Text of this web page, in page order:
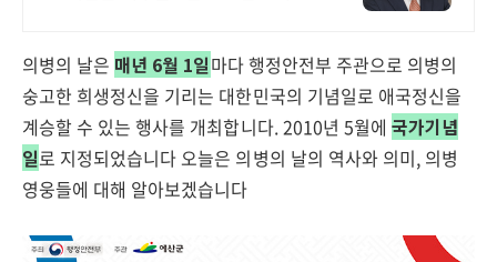
의병의 날은 매년 6월 1일마다 행정안전부 주관으로 의병의
숭고한 희생정신을 기리는 대한민국의 기념일로 애국정신을
계승할 수 있는 행사를 개최합니다. 2010년 5월에 국가기념
일로 지정되었습니다 오늘은 의병의 날의 역사와 의미, 의병
영웅들에 대해 알아보겠습니다